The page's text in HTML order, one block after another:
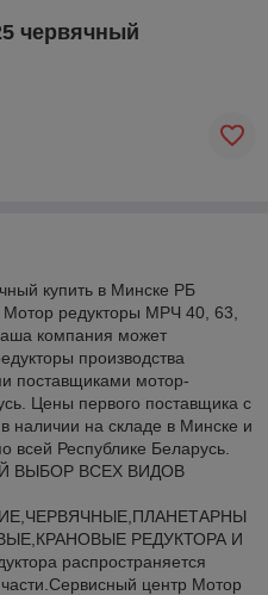
червячный
купить в Минске РБ
редукторы МРЧ 40, 63,
компания может
производства
мотор-
Цены первого поставщика с
наличии на складе в Минске и
всей Республике Беларусь.
ВЫБОР ВСЕХ ВИДОВ
РЕДУКТОРА И
распространяется
центр Мотор